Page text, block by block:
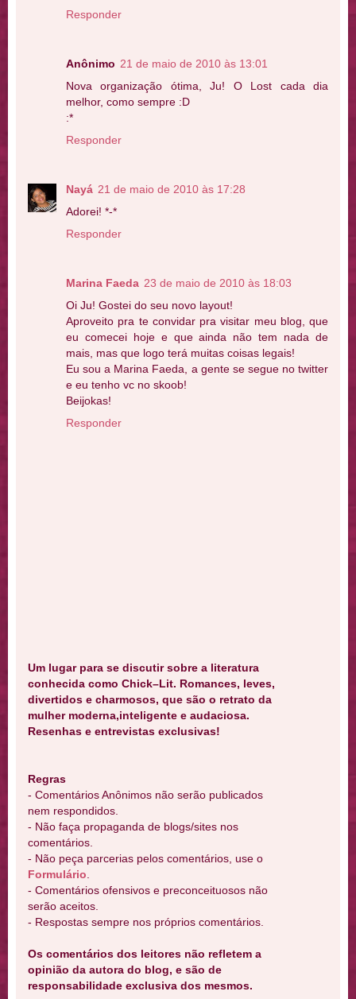
Responder
Anônimo 21 de maio de 2010 às 13:01
Nova organização ótima, Ju! O Lost cada dia
melhor, como sempre :D
:*
Responder
Nayá 21 de maio de 2010 às 17:28
Adorei! *-*
Responder
Marina Faeda 23 de maio de 2010 às 18:03
Oi Ju! Gostei do seu novo layout!
Aproveito pra te convidar pra visitar meu blog, que
eu comecei hoje e que ainda não tem nada de
mais, mas que logo terá muitas coisas legais!
Eu sou a Marina Faeda, a gente se segue no twitter
e eu tenho vc no skoob!
Beijokas!
Responder
Um lugar para se discutir sobre a literatura
conhecida como Chick–Lit. Romances, leves,
divertidos e charmosos, que são o retrato da
mulher moderna,inteligente e audaciosa.
Resenhas e entrevistas exclusivas!
Regras
- Comentários Anônimos não serão publicados
nem respondidos.
- Não faça propaganda de blogs/sites nos
comentários.
- Não peça parcerias pelos comentários, use o
Formulário
- Comentários ofensivos e preconceituosos não
serão aceitos.
- Respostas sempre nos próprios comentários.
Os comentários dos leitores não refletem a
opinião da autora do blog, e são de
responsabilidade exclusiva dos mesmos.